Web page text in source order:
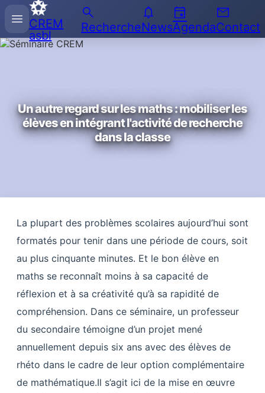
menu CREM
asbl
search
Recherche
notifications
News
event
Agenda
email
Contact
Un autre regard sur les maths : mobiliser les
élèves en intégrant l'activité de recherche
dans la classe
La plupart des problèmes scolaires aujourd’hui sont
formatés pour tenir dans une période de cours, soit
au plus cinquante minutes. Et le bon élève en
maths se reconnaît moins à sa capacité de
réflexion et à sa créativité qu’à sa rapidité de
compréhension. Dans ce séminaire, un professeur
du secondaire témoigne d’un projet mené
annuellement depuis six ans avec des élèves de
rhéto dans le cadre de leur option complémentaire
de mathématique.Il s’agit ici de la mise en œuvre